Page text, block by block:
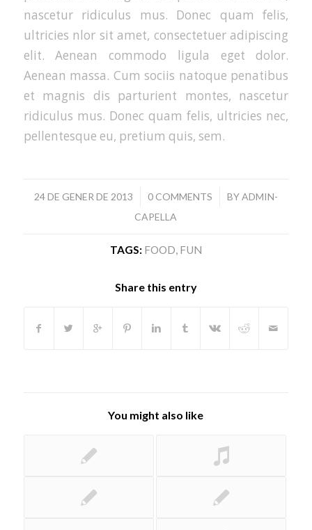
nascetur ridiculus mus. Donec quam felis,
ultricies nlor sit amet, consectetuer adipiscing
elit. Aenean commodo ligula eget dolor.
Aenean massa. Cum sociis natoque penatibus
et magnis dis parturient montes, nascetur
ridiculus mus. Donec quam felis, ultricies nec,
pellentesque eu, pretium quis, sem.
24 DE GENER DE 2013
/ 0 COMMENTS
/ BYADMIN-
CAPELLA
TAGS: FOOD, FUN
Share this entry
You might also like